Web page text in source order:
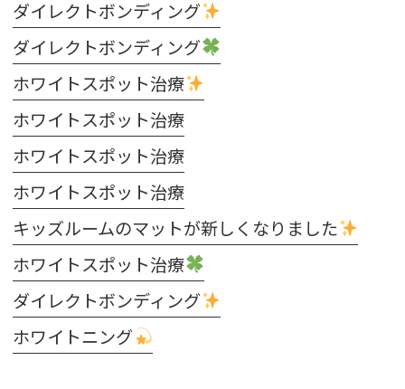
ダイレクトボンディング
ダイレクトボンディング
ホワイトスポット治療
ホワイトスポット治療
ホワイトスポット治療
ホワイトスポット治療
キッズルームのマットが新しくなりました
ホワイトスポット治療
ダイレクトボンディング
ホワイトニング